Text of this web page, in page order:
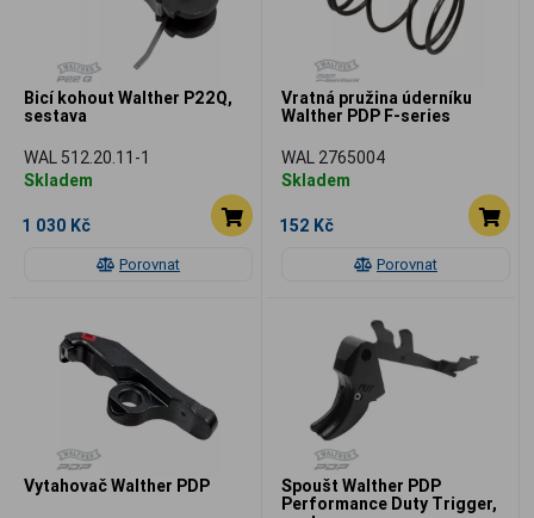
Porovnat
Bicí kohout Walther P22Q,
sestava
WAL 512.20.11-1
Skladem
1 030 Kč
Porovnat
Vratná pružina úderníku
Walther PDP F-series
WAL 2765004
Skladem
152 Kč
Vytahovač Walther PDP
Spoušt Walther PDP
Performance Duty Trigger,